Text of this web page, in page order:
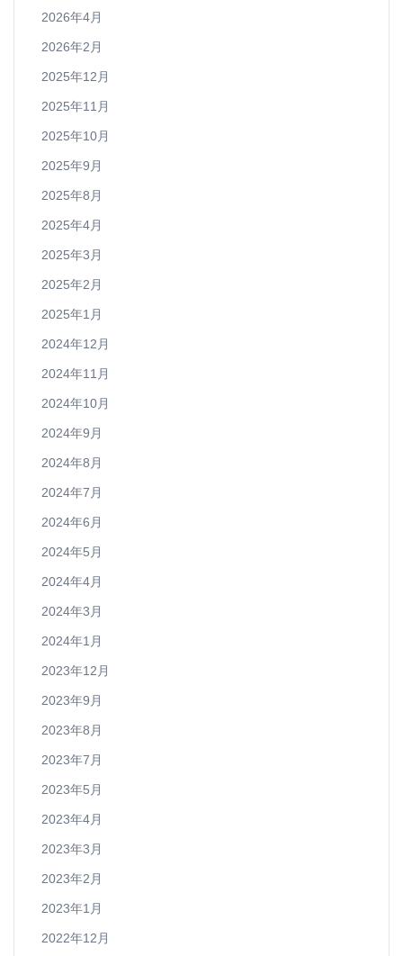
2026年4月
2026年2月
2025年12月
2025年11月
2025年10月
2025年9月
2025年8月
2025年4月
2025年3月
2025年2月
2025年1月
2024年12月
2024年11月
2024年10月
2024年9月
2024年8月
2024年7月
2024年6月
2024年5月
2024年4月
2024年3月
2024年1月
2023年12月
2023年9月
2023年8月
2023年7月
2023年5月
2023年4月
2023年3月
2023年2月
2023年1月
2022年12月